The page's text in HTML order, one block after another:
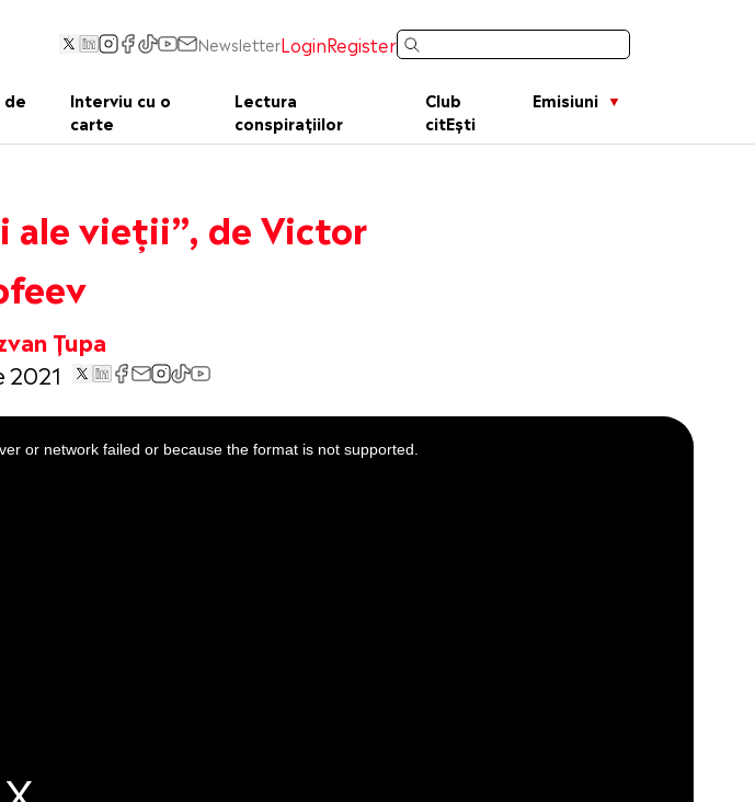
NewsletterLoginRegister
Interviu cu o
carte
Lectura
conspirațiilor
Club
citEști
Emisiuni
vieții”, de Victor
Țupa
2021
or network failed or because the format is not supported.